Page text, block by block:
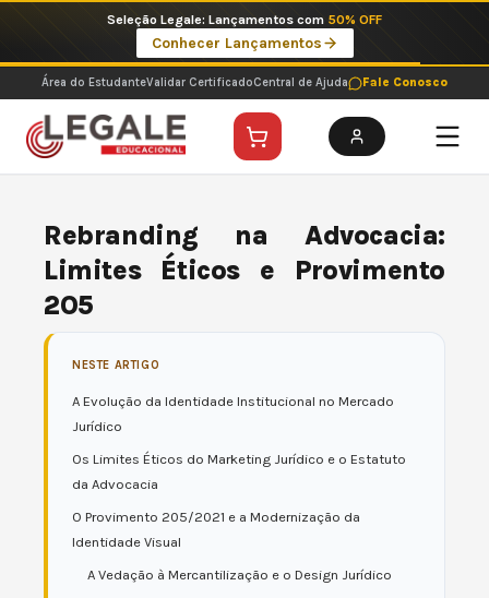
o
conteúdo
Imperdíveis no Pix: Pós Selecionadas a 199 reais no pix em parcela única
Ver ofertas
Área do EstudanteValidar CertificadoCentral de Ajuda Fale Conosco
Rebranding na Advocacia:
Limites Éticos e Provimento
205
NESTE ARTIGO
A Evolução da Identidade Institucional no Mercado
Jurídico
Os Limites Éticos do Marketing Jurídico e o Estatuto
da Advocacia
O Provimento 205/2021 e a Modernização da
Identidade Visual
A Vedação à Mercantilização e o Design Jurídico